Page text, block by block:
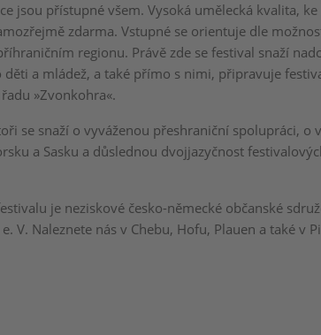
jsou přístupné všem. Vysoká umělecká kvalita,
zdarma. Vstupné se orientuje dle
regionu. Právě zde se festival snaží
děti a mládež, a také přímo s nimi, připravuje
»Zvonkohra«.
se snaží o vyváženou přeshraniční spolupráci, o
a Sasku a důslednou dvojjazyčnost
je neziskové česko-německé občanské
V. Naleznete nás v Chebu, Hofu, Plauen a také v